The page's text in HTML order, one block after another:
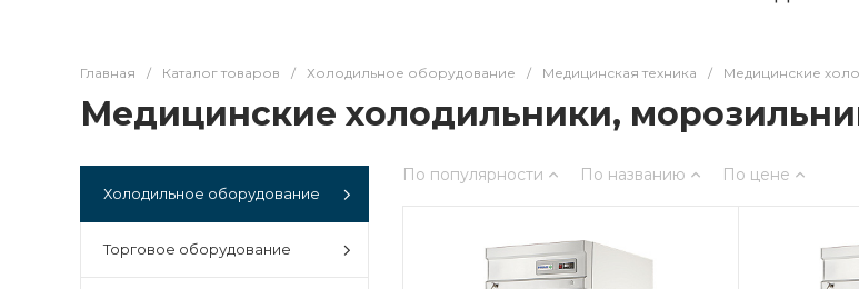
Главная / Каталог товаров / Холодильное оборудование / Медицинская техника / Медицинские
Медицинские холодильники,
Холодильное оборудование
Торговое оборудование
По популярности По названию По цене